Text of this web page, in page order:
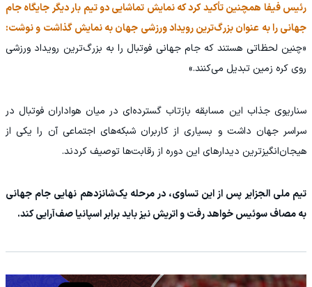
رئیس فیفا همچنین تأکید کرد که نمایش تماشایی دو تیم بار دیگر جایگاه جام
جهانی را به عنوان بزرگ‌ترین رویداد ورزشی جهان به نمایش گذاشت و نوشت:
«چنین لحظاتی هستند که جام جهانی فوتبال را به بزرگ‌ترین رویداد ورزشی
روی کره زمین تبدیل می‌کنند.»
سناریوی جذاب این مسابقه بازتاب گسترده‌ای در میان هواداران فوتبال در
سراسر جهان داشت و بسیاری از کاربران شبکه‌های اجتماعی آن را یکی از
هیجان‌انگیزترین دیدارهای این دوره از رقابت‌ها توصیف کردند.
تیم ملی الجزایر پس از این تساوی، در مرحله یک‌شانزدهم نهایی جام جهانی
به مصاف سوئیس خواهد رفت و اتریش نیز باید برابر اسپانیا صف‌آرایی کند.